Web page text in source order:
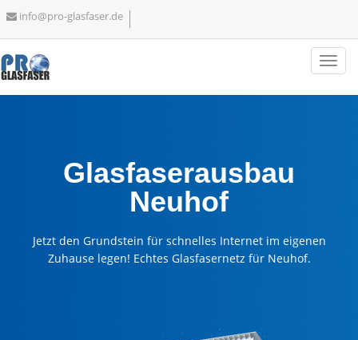
info@pro-glasfaser.de
Glasfaserausbau
Neuhof
Jetzt den Grundstein für schnelles Internet im eigenen
Zuhause legen! Echtes Glasfasernetz für Neuhof.